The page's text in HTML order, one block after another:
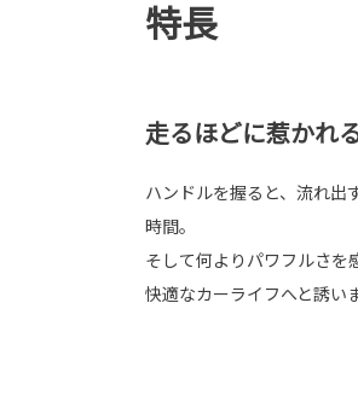
特長
走るほどに惹かれ
ハンドルを握ると、流れ出
時間。
そして何よりパワフルさを
快適なカーライフへと誘い